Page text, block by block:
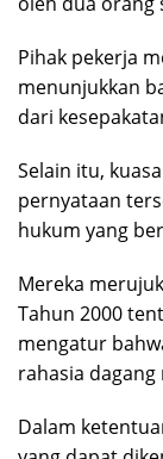
Pihak pekerja
menunjukkan
dari
Selain itu,
pernyataan
hukum yang
Mereka
Tahun 2000
mengatur
rahasia
Dalam